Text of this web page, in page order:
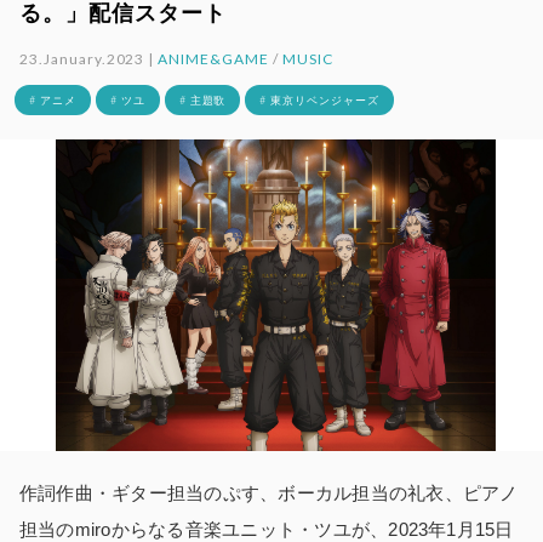
る。」配信スタート
23.January.2023 |ANIME&GAME / MUSIC
# アニメ # ツユ # 主題歌 # 東京リベンジャーズ
作詞作曲・ギター担当のぷす、ボーカル担当の礼衣、ピアノ
担当のmiroからなる音楽ユニット・ツユが、2023年1月15日